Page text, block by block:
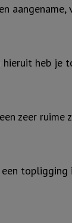
heb je
zeer